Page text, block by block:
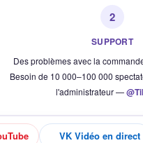
2
SUPPORT
Des problèmes avec la
Besoin de 10 000–100 000
l'administrateur —
VK Vidéo en direct